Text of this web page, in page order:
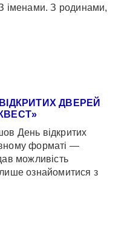
іменами. З родинами,
ДВЕРЕЙ
День відкритих
форматі —
можливість
ознайомитися з